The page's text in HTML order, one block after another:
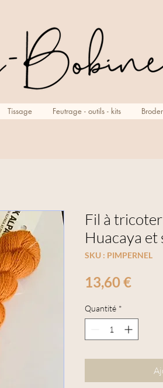
Tissage Feutrage - outils - kits
Fil à
Huacaya et
SKU : PIMPERNEL
13,60 €Prix
Quantité *